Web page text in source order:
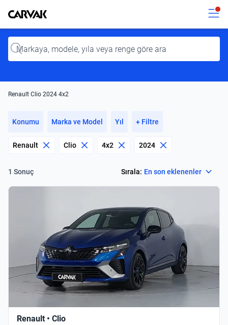
Kavak
Input
Renault Clio 2024 4x2
Konumu Marka ve Model Yıl + Filtre
Renault Clio 4x2 2024
1 Sonuç Sırala: En son eklenenler
Renault • Clio